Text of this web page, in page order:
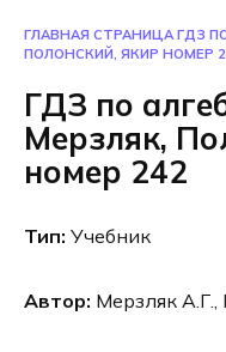
ГЛАВНАЯ СТРАНИЦА ГДЗ
ПОЛОНСКИЙ, ЯКИР НОМЕР
ГДЗ по
Мерзляк,
номер 242
Тип: Учебник
Автор: Мерзляк А.Г.,